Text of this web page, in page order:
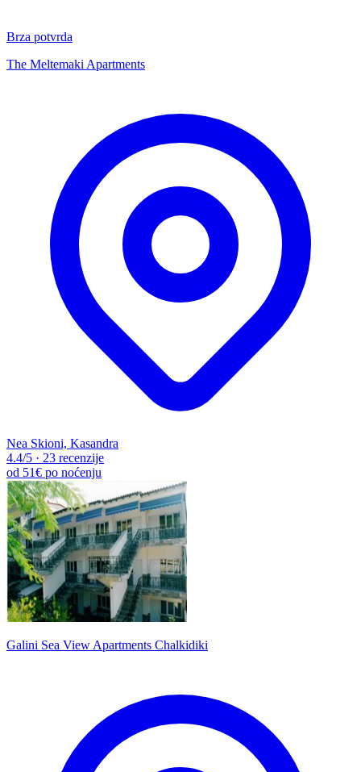
Brza potvrda
The Meltemaki Apartments
Nea Skioni, Kasandra
4.4/5 · 23 recenzije
od 51€ po noćenju
Galini Sea View Apartments Chalkidiki